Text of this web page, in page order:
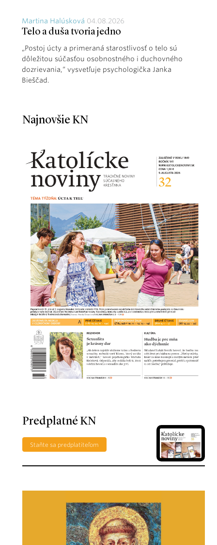
Martina Halúsková 04.08.2026
Telo a duša tvoria jedno
„Postoj úcty a primeraná starostlivosť o telo sú
dôležitou súčasťou osobnostného i duchovného
dozrievania,“ vysvetľuje psychologička Janka
Bieščad.
Najnovšie KN
Predplatné KN
Staňte sa predplatiteľom